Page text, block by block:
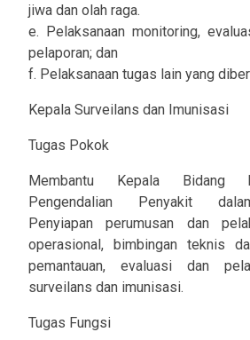
jiwa dan olah raga.
e. Pelaksanaan monitoring,
pelaporan; dan
f. Pelaksanaan tugas lain yang
Kepala Surveilans dan Imunisasi
Tugas Pokok
Membantu Kepala Bidang
Pengendalian Penyakit
Penyiapan perumusan dan
operasional, bimbingan teknis
pemantauan, evaluasi dan
surveilans dan imunisasi.
Tugas Fungsi